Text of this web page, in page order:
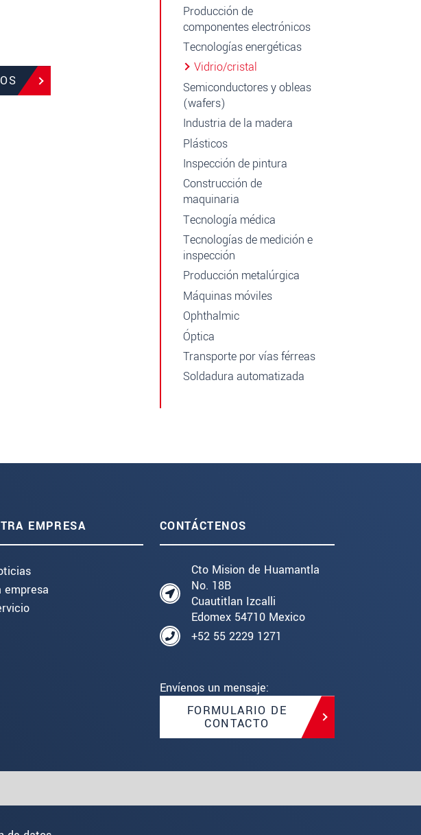
Producción de
componentes electrónicos
Tecnologías energéticas
Vidrio/cristal
Semiconductores y obleas
(wafers)
Industria de la madera
Plásticos
Inspección de pintura
Construcción de
maquinaria
Tecnología médica
Tecnologías de medición e
inspección
Producción metalúrgica
Máquinas móviles
Ophthalmic
Óptica
Transporte por vías férreas
Soldadura automatizada
EMPRESA
empresa
CONTÁCTENOS
Cto Mision de Huamantla
No. 18B
Cuautitlan Izcalli
Edomex 54710 Mexico
+52 55 2229 1271
Envíenos un mensaje:
FORMULARIO DE
CONTACTO